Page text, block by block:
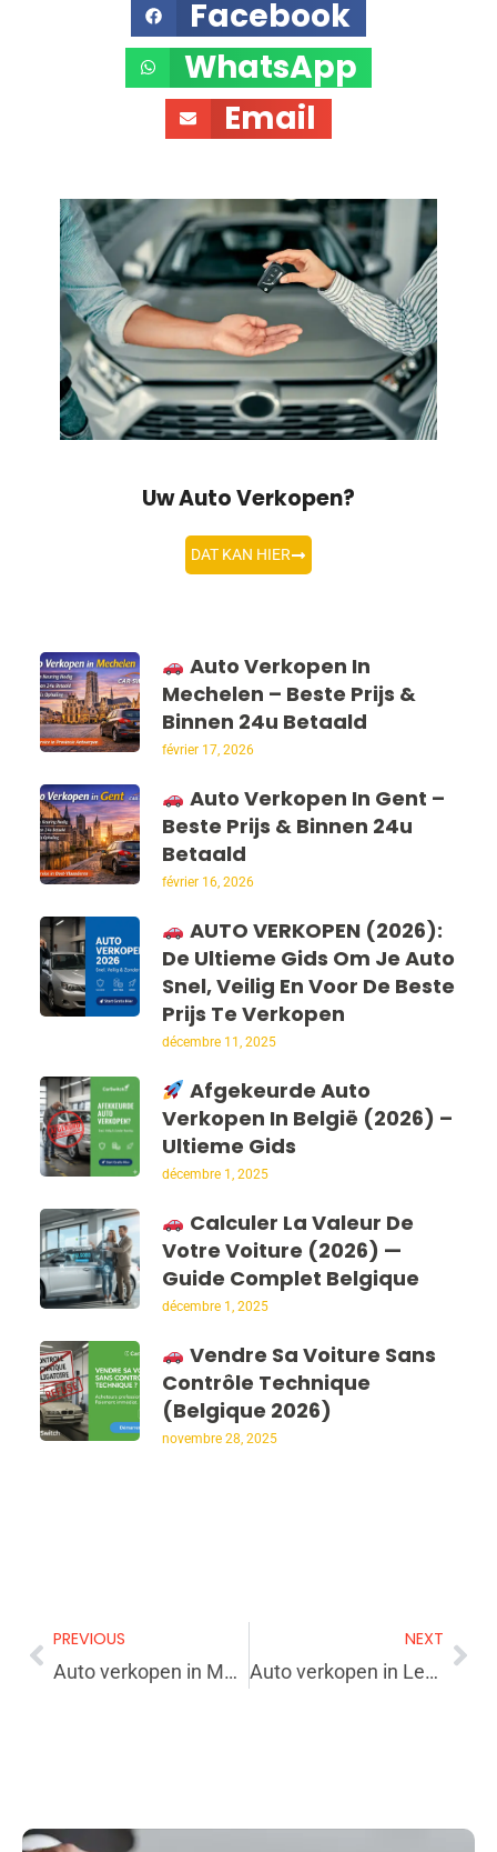
Uw Auto Verkopen?
DAT KAN HIER
Auto Verkopen In
Mechelen – Beste Prijs &
Binnen 24u Betaald
février 17, 2026
Auto Verkopen In Gent –
Beste Prijs & Binnen 24u
Betaald
février 16, 2026
AUTO VERKOPEN (2026):
De Ultieme Gids Om Je Auto
Snel, Veilig En Voor De Beste
Prijs Te Verkopen
décembre 11, 2025
Afgekeurde Auto
Verkopen In België (2026) –
Ultieme Gids
décembre 1, 2025
Calculer La Valeur De
Votre Voiture (2026) —
Guide Complet Belgique
décembre 1, 2025
Vendre Sa Voiture Sans
Contrôle Technique
(Belgique 2026)
novembre 28, 2025
Facebook
WhatsApp
Email
PREVIOUS
Auto verkopen in Meise? Kies een betrouwbare opkoper
NEXT
Auto verkopen in Leuven? Kies een betrouwbare opkoper in jouw buurt